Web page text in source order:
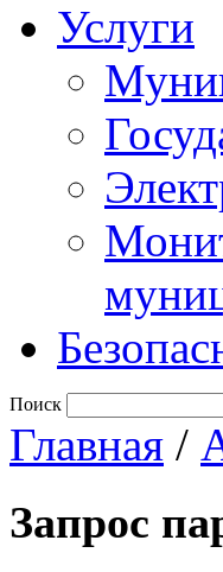
Услуги
Поиск
Главная /
Запрос